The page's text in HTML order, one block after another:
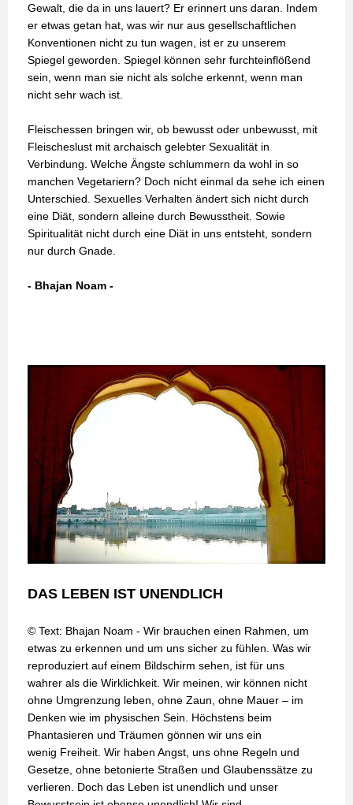
Gewalt, die da in uns lauert? Er erinnert uns daran. Indem
er etwas getan hat, was wir nur aus gesellschaftlichen
Konventionen nicht zu tun wagen, ist er zu unserem
Spiegel geworden. Spiegel können sehr furchteinflößend
sein, wenn man sie nicht als solche erkennt, wenn man
nicht sehr wach ist.
Fleischessen bringen wir, ob bewusst oder unbewusst, mit
Fleischeslust mit archaisch gelebter Sexualität in
Verbindung. Welche Ängste schlummern da wohl in so
manchen Vegetariern? Doch nicht einmal da sehe ich einen
Unterschied. Sexuelles Verhalten ändert sich nicht durch
eine Diät, sondern alleine durch Bewusstheit. Sowie
Spiritualität nicht durch eine Diät in uns entsteht, sondern
nur durch Gnade.
- Bhajan Noam -
DAS LEBEN IST UNENDLICH
© Text: Bhajan Noam - Wir brauchen einen Rahmen, um
etwas zu erkennen und um uns sicher zu fühlen. Was wir
reproduziert auf einem Bildschirm sehen, ist für uns
wahrer als die Wirklichkeit. Wir meinen, wir können nicht
ohne Umgrenzung leben, ohne Zaun, ohne Mauer – im
Denken wie im physischen Sein. Höchstens beim
Phantasieren und Träumen gönnen wir uns ein
wenig Freiheit. Wir haben Angst, uns ohne Regeln und
Gesetze, ohne betonierte Straßen und Glaubenssätze zu
verlieren. Doch das Leben ist unendlich und unser